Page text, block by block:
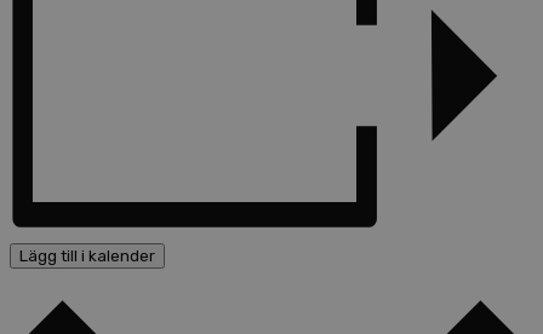
Lägg till i kalender